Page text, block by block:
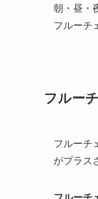
朝・昼・
フルーチ
フルー
フルーチ
がプラス